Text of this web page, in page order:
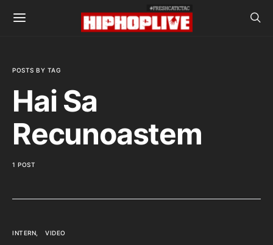
POSTS BY TAG
Hai Sa
Recunoastem
1 POST
INTERN VIDEO